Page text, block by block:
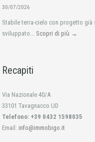
30/07/2026
Stabile terra-cielo con progetto
sviluppato... Scopri di più →
Recapiti
Via Nazionale 40/A
33101 Tavagnacco UD
Telefono: +39 0432 1598035
Email: info@immobigo.it